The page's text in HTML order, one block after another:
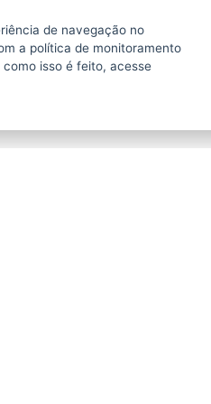
de navegação no
a política de monitoramento
isso é feito, acesse